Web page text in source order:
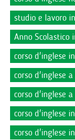
studio e lavoro
Anno Scolastico
corso d'inglese
corso d'inglese
corso d'inglese
corso d'inglese
corso d'inglese